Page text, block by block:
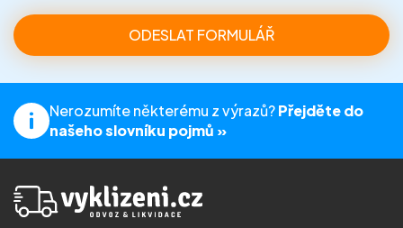
Nerozumíte některému z výrazů?Přejděte do
našeho slovníku pojmů »